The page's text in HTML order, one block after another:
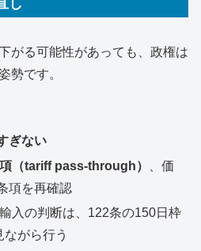
し
がる可能性があっても、政権は
勢です。
ぎない
（tariff pass-through）
、価
項を再確認
入の判断は、122条の150日枠
がら行う